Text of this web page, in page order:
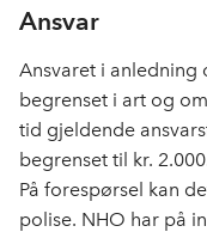
Ansvar
Ansvaret i
begrenset i art og
tid gjeldende
begrenset til kr. 2
På forespørsel kan
polise. NHO har på